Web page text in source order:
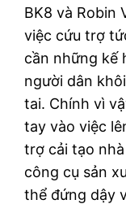
BK8 và Robin
việc cứu trợ
cần những kế
người dân
tai. Chính vì
tay vào việc
trợ cải tạo
công cụ sản
thể đứng dậy